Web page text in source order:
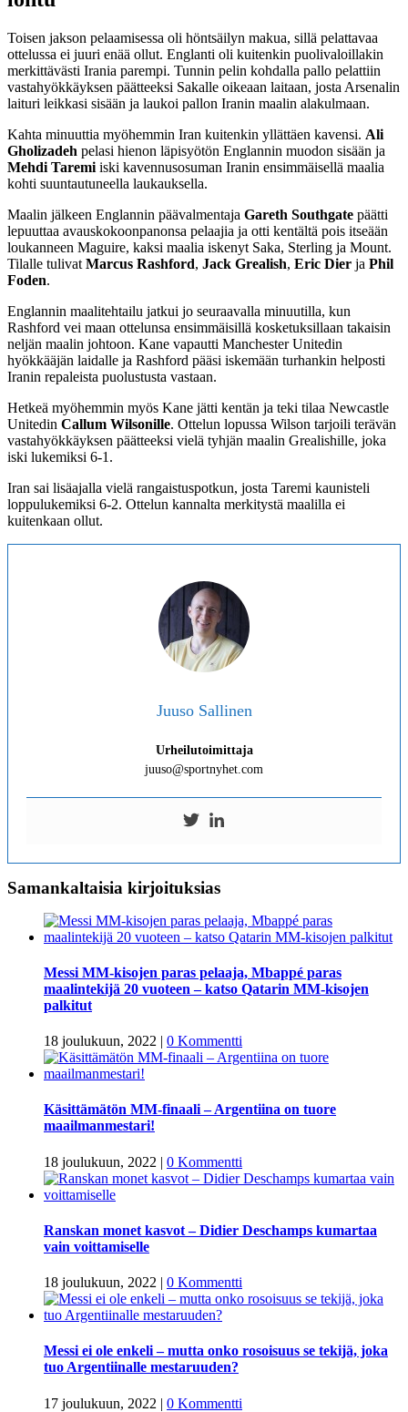
Toisen jakson pelaamisessa oli höntsäilyn makua, sillä pelattavaa
ottelussa ei juuri enää ollut. Englanti oli kuitenkin puolivaloillakin
merkittävästi Irania parempi. Tunnin pelin kohdalla pallo pelattiin
vastahyökkäyksen päätteeksi Sakalle oikeaan laitaan, josta Arsenalin
laituri leikkasi sisään ja laukoi pallon Iranin maalin alakulmaan.
Kahta minuuttia myöhemmin Iran kuitenkin yllättäen kavensi. Ali
Gholizadeh pelasi hienon läpisyötön Englannin muodon sisään ja
Mehdi Taremi iski kavennusosuman Iranin ensimmäisellä maalia
kohti suuntautuneella laukauksella.
Maalin jälkeen Englannin päävalmentaja Gareth Southgate päätti
lepuuttaa avauskokoonpanonsa pelaajia ja otti kentältä pois itseään
loukanneen Maguire, kaksi maalia iskenyt Saka, Sterling ja Mount.
Tilalle tulivat Marcus Rashford, Jack Grealish, Eric Dier ja Phil
Foden.
Englannin maalitehtailu jatkui jo seuraavalla minuutilla, kun
Rashford vei maan ottelunsa ensimmäisillä kosketuksillaan takaisin
neljän maalin johtoon. Kane vapautti Manchester Unitedin
hyökkääjän laidalle ja Rashford pääsi iskemään turhankin helposti
Iranin repaleista puolustusta vastaan.
Hetkeä myöhemmin myös Kane jätti kentän ja teki tilaa Newcastle
Unitedin Callum Wilsonille. Ottelun lopussa Wilson tarjoili terävän
vastahyökkäyksen päätteeksi vielä tyhjän maalin Grealishille, joka
iski lukemiksi 6-1.
Iran sai lisäajalla vielä rangaistuspotkun, josta Taremi kaunisteli
loppulukemiksi 6-2. Ottelun kannalta merkitystä maalilla ei
kuitenkaan ollut.
Juuso Sallinen
Urheilutoimittaja
juuso@sportnyhet.com
Samankaltaisia kirjoituksias
Messi MM-kisojen paras pelaaja, Mbappé paras
maalintekijä 20 vuoteen – katso Qatarin MM-kisojen
palkitut
18 joulukuun, 2022 | 0 Kommentti
Käsittämätön MM-finaali – Argentiina on tuore
maailmanmestari!
18 joulukuun, 2022 | 0 Kommentti
Ranskan monet kasvot – Didier Deschamps kumartaa
vain voittamiselle
18 joulukuun, 2022 | 0 Kommentti
Messi ei ole enkeli – mutta onko rosoisuus se tekijä, joka
tuo Argentiinalle mestaruuden?
17 joulukuun, 2022 | 0 Kommentti